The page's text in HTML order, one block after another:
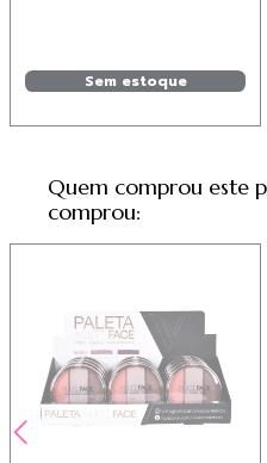
Sem estoque
Quem comprou este
comprou: